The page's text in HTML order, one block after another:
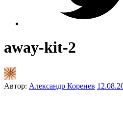
away-kit-2
Автор: Александр Коренев